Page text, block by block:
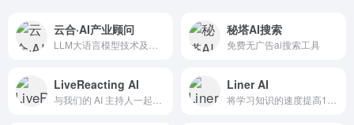
云合·AI产业顾问 秘塔AI搜索
免费无广告ai搜索工具
LiveReacting AI Liner AI